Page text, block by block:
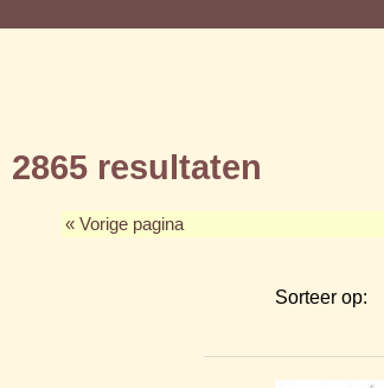
2865 resultaten
« Vorige pagina
Sorteer op: